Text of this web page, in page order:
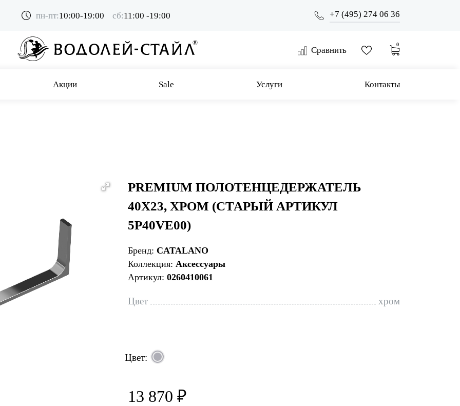
пн-пт:10:00-19:00 сб:11:00 -19:00 +7 (495) 274 06 36
Сравнить
0
Акции Sale Услуги Контакты
PREMIUM ПОЛОТЕНЦЕДЕРЖАТЕЛЬ
40Х23, ХРОМ (СТАРЫЙ АРТИКУЛ
5P40VE00)
Бренд: CATALANO
Коллекция: Аксессуары
Артикул: 0260410061
Цвет хром
Цвет:
13 870 ₽